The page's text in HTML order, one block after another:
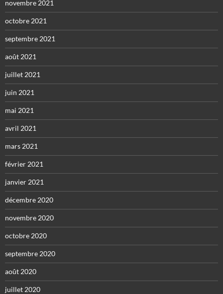
novembre 2021
octobre 2021
septembre 2021
août 2021
juillet 2021
juin 2021
mai 2021
avril 2021
mars 2021
février 2021
janvier 2021
décembre 2020
novembre 2020
octobre 2020
septembre 2020
août 2020
juillet 2020